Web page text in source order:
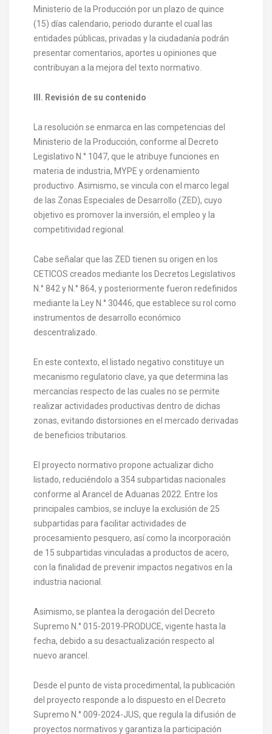
Ministerio de la Producción por un plazo de quince
(15) días calendario, periodo durante el cual las
entidades públicas, privadas y la ciudadanía podrán
presentar comentarios, aportes u opiniones que
contribuyan a la mejora del texto normativo.
III. Revisión de su contenido
La resolución se enmarca en las competencias del
Ministerio de la Producción, conforme al Decreto
Legislativo N.° 1047, que le atribuye funciones en
materia de industria, MYPE y ordenamiento
productivo. Asimismo, se vincula con el marco legal
de las Zonas Especiales de Desarrollo (ZED), cuyo
objetivo es promover la inversión, el empleo y la
competitividad regional.
Cabe señalar que las ZED tienen su origen en los
CETICOS creados mediante los Decretos Legislativos
N.° 842 y N.° 864, y posteriormente fueron redefinidos
mediante la Ley N.° 30446, que establece su rol como
instrumentos de desarrollo económico
descentralizado.
En este contexto, el listado negativo constituye un
mecanismo regulatorio clave, ya que determina las
mercancías respecto de las cuales no se permite
realizar actividades productivas dentro de dichas
zonas, evitando distorsiones en el mercado derivadas
de beneficios tributarios.
El proyecto normativo propone actualizar dicho
listado, reduciéndolo a 354 subpartidas nacionales
conforme al Arancel de Aduanas 2022. Entre los
principales cambios, se incluye la exclusión de 25
subpartidas para facilitar actividades de
procesamiento pesquero, así como la incorporación
de 15 subpartidas vinculadas a productos de acero,
con la finalidad de prevenir impactos negativos en la
industria nacional.
Asimismo, se plantea la derogación del Decreto
Supremo N.° 015-2019-PRODUCE, vigente hasta la
fecha, debido a su desactualización respecto al
nuevo arancel.
Desde el punto de vista procedimental, la publicación
del proyecto responde a lo dispuesto en el Decreto
Supremo N.° 009-2024-JUS, que regula la difusión de
proyectos normativos y garantiza la participación